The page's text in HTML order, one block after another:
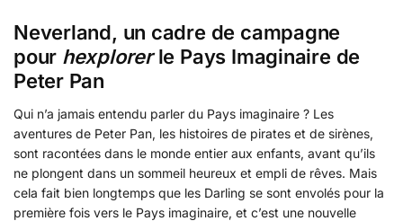
Neverland, un cadre de campagne
pour hexplorerle Pays Imaginaire de
Peter Pan
Qui n’a jamais entendu parler du Pays imaginaire ? Les
aventures de Peter Pan, les histoires de pirates et de sirènes,
sont racontées dans le monde entier aux enfants, avant qu’ils
ne plongent dans un sommeil heureux et empli de rêves. Mais
cela fait bien longtemps que les Darling se sont envolés pour la
première fois vers le Pays imaginaire, et c’est une nouvelle